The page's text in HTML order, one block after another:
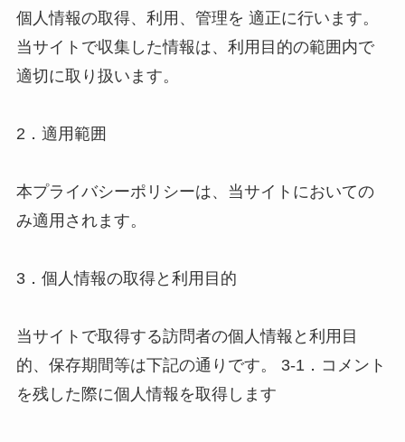
個人情報の取得、利用、管理を 適正に行います。
当サイトで収集した情報は、利用目的の範囲内で
適切に取り扱います。
2．適用範囲
本プライバシーポリシーは、当サイトにおいての
み適用されます。
3．個人情報の取得と利用目的
当サイトで取得する訪問者の個人情報と利用目
的、保存期間等は下記の通りです。 3-1．コメント
を残した際に個人情報を取得します